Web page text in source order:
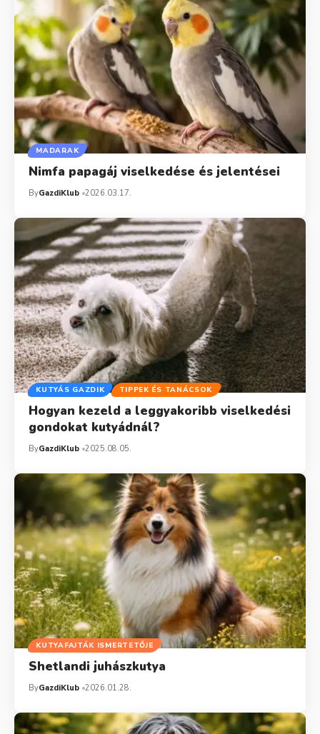
MADARAK
Nimfa papagáj viselkedése és jelentései
ByGazdiKlub 2026.03.17.
KUTYÁS GAZDIK TIPPEK ÉS TANÁCSOK
Hogyan kezeld a leggyakoribb viselkedési
gondokat kutyádnál?
ByGazdiKlub 2025.08.05.
KUTYAFAJTÁK ISMERTETŐJE
Shetlandi juhászkutya
ByGazdiKlub 2026.01.28.